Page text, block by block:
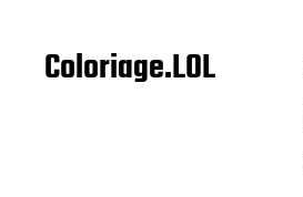
Coloriage.LOL